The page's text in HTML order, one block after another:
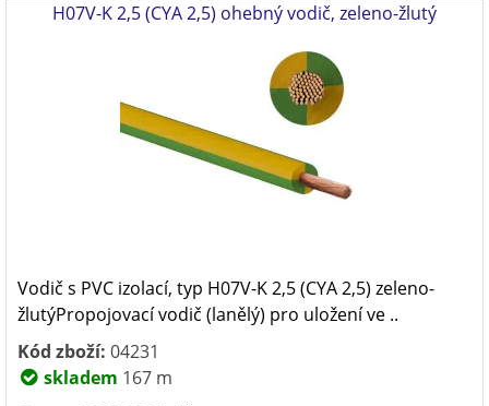
H07V-K 2,5 (CYA 2,5) ohebný vodič, zeleno-žlutý
Vodič s PVC izolací, typ H07V-K 2,5 (CYA 2,5) zeleno-
žlutýPropojovací vodič (lanělý) pro uložení ve ..
Kód zboží: 04231
skladem 167 m